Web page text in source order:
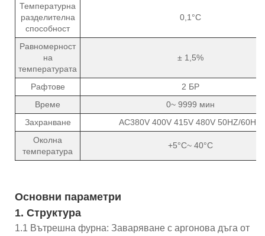
Температурна
разделителна
способност
0,1°C
Равномерност
на
температурата
± 1,5%
Рафтове
2 БР
Време
0~ 9999 мин
Захранване
AC380V 400V 415V 480V 50HZ/60HZ
Околна
температура
+5°C~ 40°C
Основни параметри
1. Структура
1.1 Вътрешна фурна: Заваряване с аргонова дъга от